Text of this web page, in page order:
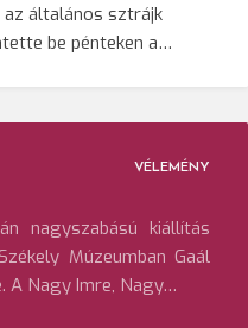
általános sztrájk
be pénteken a…
VÉLEMÉNY
nagyszabású kiállítás
Múzeumban Gaál
A Nagy Imre, Nagy…